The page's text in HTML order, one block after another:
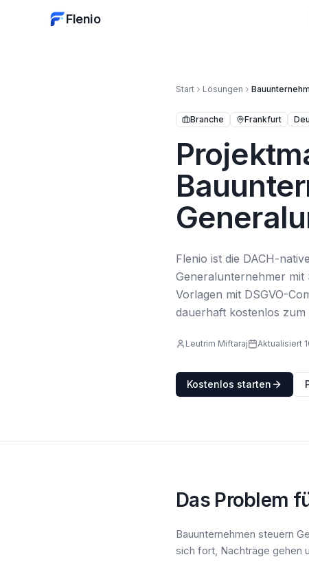
Flenio
Start Lösungen
Branche Frankfurt
Flenio ist die DACH-
Generalunternehmer
Vorlagen mit DSGVO-
dauerhaft kostenlos zum
Leutrim Miftaraj Aktualisiert
Kostenlos starten
Das Problem
Bauunternehmen steuern
sich fort, Nachträge gehen